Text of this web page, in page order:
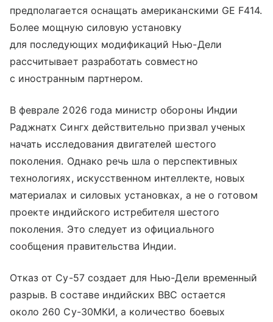
предполагается оснащать американскими GE F414.
Более мощную силовую установку
для последующих модификаций Нью-Дели
рассчитывает разработать совместно
с иностранным партнером.
В феврале 2026 года министр обороны Индии
Раджнатх Сингх действительно призвал ученых
начать исследования двигателей шестого
поколения. Однако речь шла о перспективных
технологиях, искусственном интеллекте, новых
материалах и силовых установках, а не о готовом
проекте индийского истребителя шестого
поколения. Это следует из официального
сообщения правительства Индии.
Отказ от Су-57 создает для Нью-Дели временный
разрыв. В составе индийских ВВС остается
около 260 Су-30МКИ, а количество боевых